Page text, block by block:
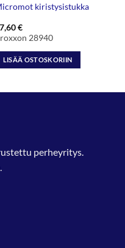
kiristysistukka
€
28940
LISÄÄ OSTOSKORIIN
perheyritys.